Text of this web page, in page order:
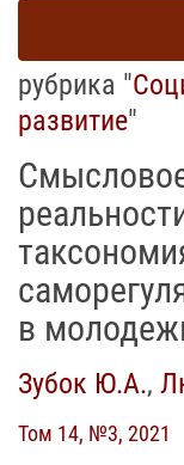
рубрика "
развитие"
в
Зубок Ю.А.,
Том 14, №3, 2021